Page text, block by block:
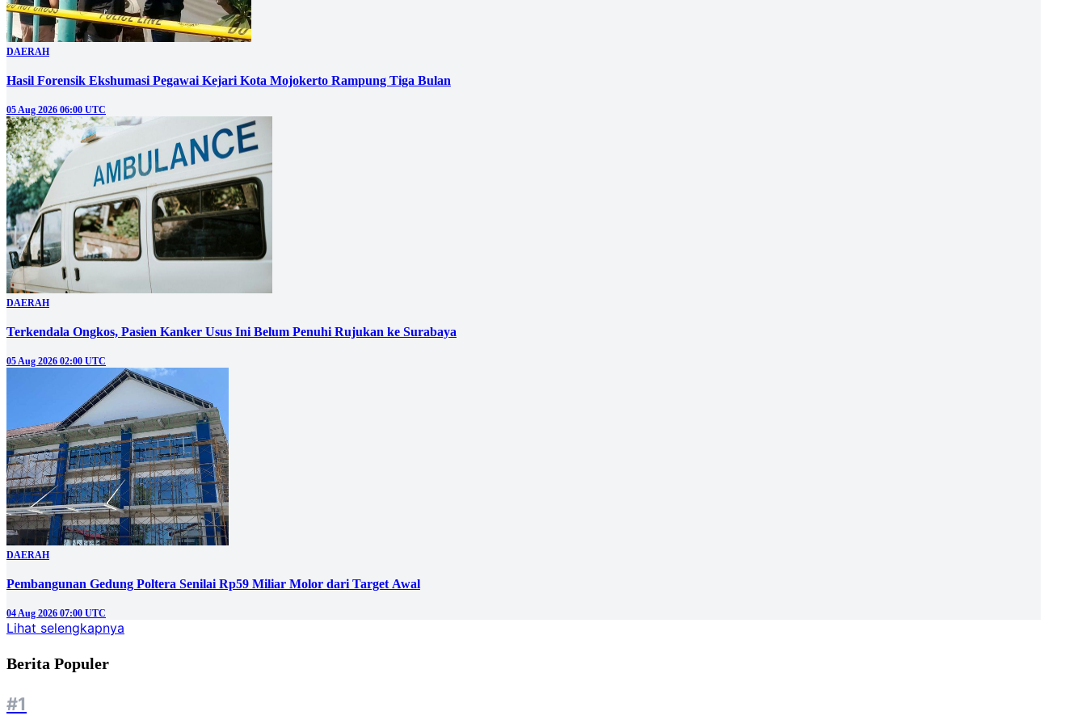
DAERAH
Hasil Forensik Ekshumasi Pegawai Kejari Kota Mojokerto Rampung Tiga Bulan
05 Aug 2026 06:00 UTC
DAERAH
Terkendala Ongkos, Pasien Kanker Usus Ini Belum Penuhi Rujukan ke Surabaya
05 Aug 2026 02:00 UTC
DAERAH
Pembangunan Gedung Poltera Senilai Rp59 Miliar Molor dari Target Awal
04 Aug 2026 07:00 UTC
Lihat selengkapnya
Berita Populer
#1